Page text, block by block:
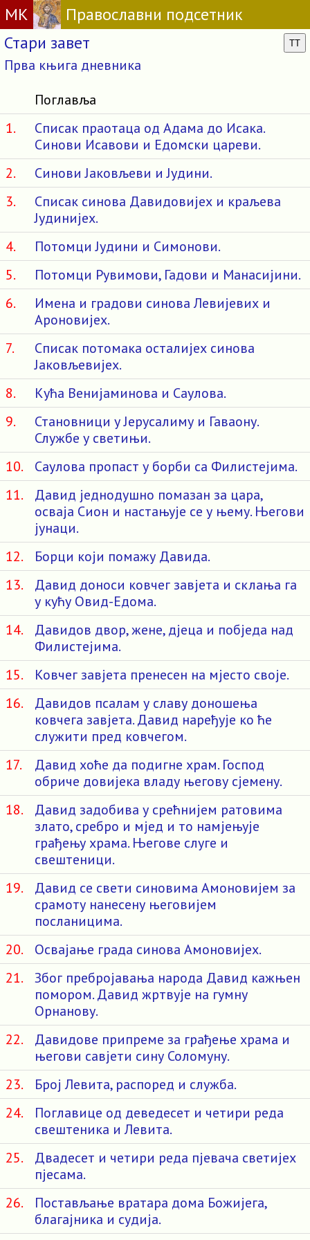
МК
Православни подсетник
Стари завет
TT
Прва књига дневника
Поглавља
1.
Списак праотаца од Адама до Исака.
Синови Исавови и Едомски цареви.
2.
Синови Јаковљеви и Јудини.
3.
Списак синова Давидовијех и краљева
Јудинијех.
4.
Потомци Јудини и Симонови.
5.
Потомци Рувимови, Гадови и Манасијини.
6.
Имена и градови синова Левијевих и
Ароновијех.
7.
Списак потомака осталијех синова
Јаковљевијех.
8.
Кућа Венијаминова и Саулова.
9.
Становници у Јерусалиму и Гаваону.
Службе у светињи.
10.
Саулова пропаст у борби са Филистејима.
11.
Давид једнодушно помазан за цара,
осваја Сион и настањује се у њему. Његови
јунаци.
12.
Борци који помажу Давида.
13.
Давид доноси ковчег завјета и склања га
у кућу Овид-Едома.
14.
Давидов двор, жене, дјеца и побједа над
Филистејима.
15.
Ковчег завјета пренесен на мјесто своје.
16.
Давидов псалам у славу доношења
ковчега завјета. Давид наређује ко ће
служити пред ковчегом.
17.
Давид хоће да подигне храм. Господ
обриче довијека владу његову сјемену.
18.
Давид задобива у срећнијем ратовима
злато, сребро и мјед и то намјењује
грађењу храма. Његове слуге и
свештеници.
19.
Давид се свети синовима Амоновијем за
срамоту нанесену његовијем
посланицима.
20.
Освајање града синова Амоновијех.
21.
Због пребројавања народа Давид кажњен
помором. Давид жртвује на гумну
Орнанову.
22.
Давидове припреме за грађење храма и
његови савјети сину Соломуну.
23.
Број Левита, распоред и служба.
24.
Поглавице од деведесет и четири реда
свештеника и Левита.
25.
Двадесет и четири реда пјевача светијех
пјесама.
26.
Постављање вратара дома Божијега,
благајника и судија.